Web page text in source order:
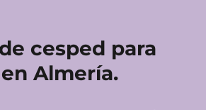
para cesped para
Almería.